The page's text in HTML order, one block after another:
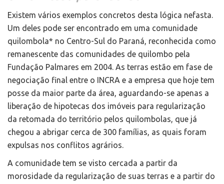
Existem vários exemplos concretos desta lógica nefasta.
Um deles pode ser encontrado em uma comunidade
quilombola* no Centro-Sul do Paraná, reconhecida como
remanescente das comunidades de quilombo pela
Fundação Palmares em 2004. As terras estão em fase de
negociação final entre o INCRA e a empresa que hoje tem
posse da maior parte da área, aguardando-se apenas a
liberação de hipotecas dos imóveis para regularização
da retomada do território pelos quilombolas, que já
chegou a abrigar cerca de 300 famílias, as quais foram
expulsas nos conflitos agrários.
A comunidade tem se visto cercada a partir da
morosidade da regularização de suas terras e a partir do